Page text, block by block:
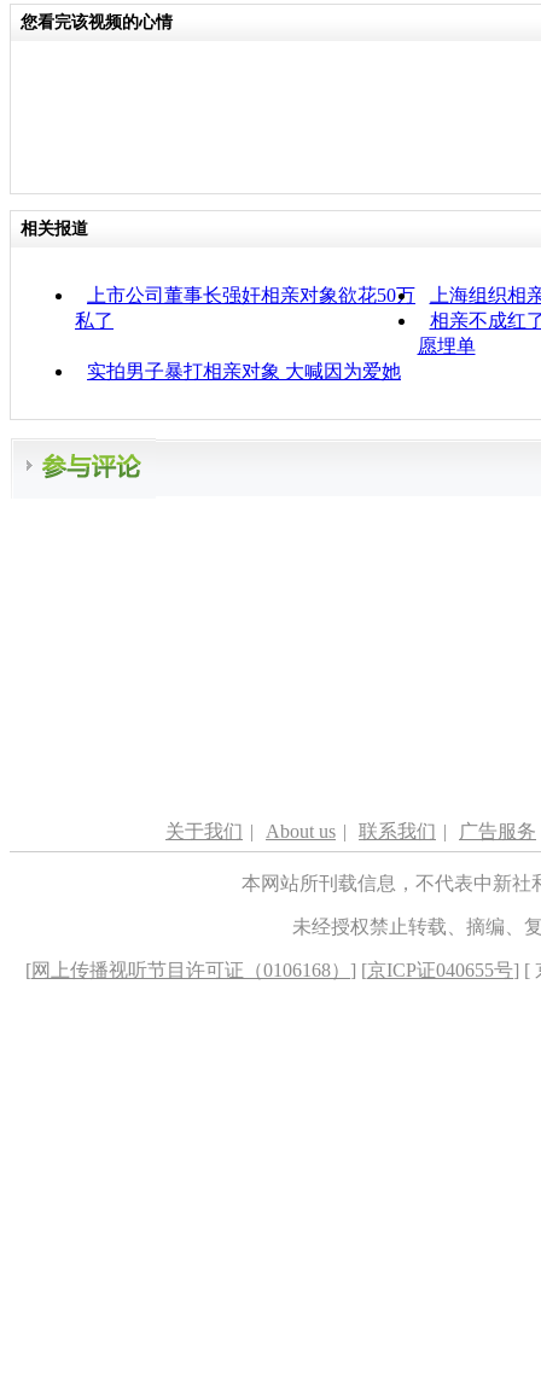
您看完该视频的心情
相关报道
上市公司董事长强奸相亲对象欲花50万
私了
上海组织相
相亲不成红
愿埋单
实拍男子暴打相亲对象 大喊因为爱她
关于我们 | About us | 联系我们 | 广告服务
本网站所刊载信息，不代表中新
未经授权禁止转载、摘编、
[网上传播视听节目许可证（0106168） ] [京ICP证040655号] [